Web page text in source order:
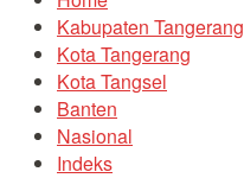
Kabupaten Tangerang
Kota Tangerang
Kota Tangsel
Banten
Nasional
Indeks